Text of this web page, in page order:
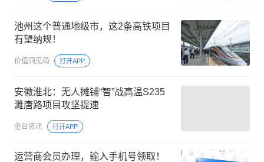
池州这个普通地级市，这2条高铁项目
有望纳规！
价值洞见局 打开APP
安徽淮北：无人摊铺“智”战高温S235
濉唐路项目攻坚提速
金台资讯 打开APP
运营商会员办理，输入手机号领取！